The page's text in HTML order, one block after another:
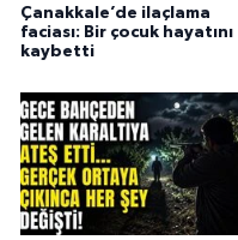
Çanakkale’de ilaçlama
faciası: Bir çocuk hayatını
kaybetti